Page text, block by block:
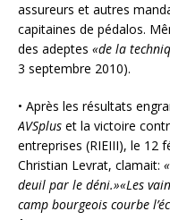
assureurs et autres
capitaines de pédalos.
des adeptes «de la
3 septembre 2010).
• Après les résultats
AVSplus et la victoire
entreprises (RIEIII), le 12
Christian Levrat, clamait:
deuil par le déni.»«Les
camp bourgeois courbe